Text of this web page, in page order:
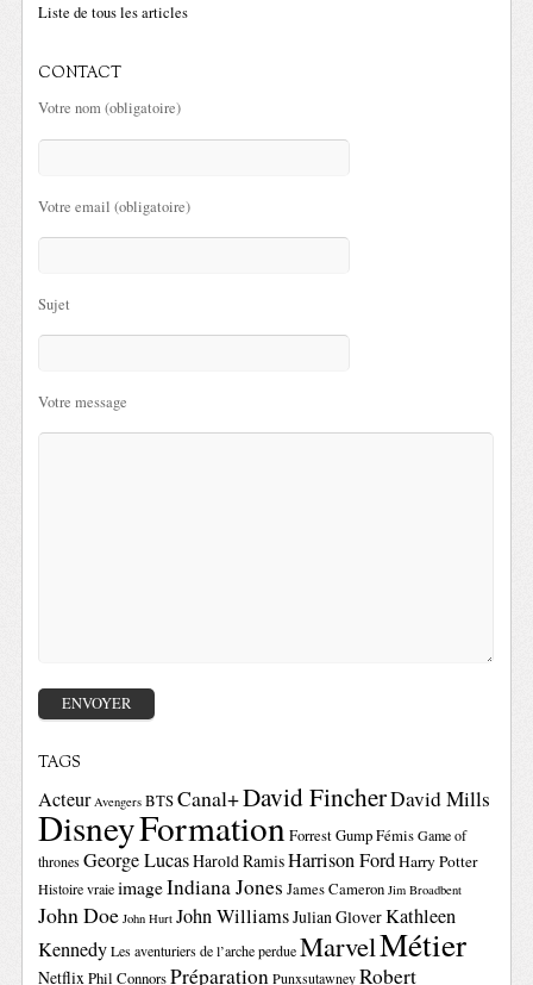
Liste de tous les articles
CONTACT
Votre nom (obligatoire)
Votre email (obligatoire)
Sujet
Votre message
TAGS
Acteur Avengers BTSCanal+David FincherDavid Mills
DisneyFormationForrest GumpFémis Game of
thrones George LucasHarold RamisHarrison FordHarry Potter
Histoire vraie imageIndiana Jones James Cameron Jim Broadbent
John Doe John Hurt John WilliamsJulian GloverKathleen
Kennedy Les aventuriers de l’arche perdue MarvelMétier
NetflixPhil ConnorsPréparation Punxsutawney Robert